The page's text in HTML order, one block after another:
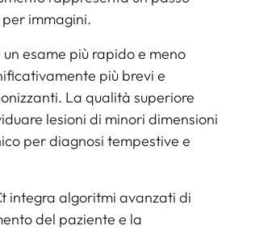
immagini.
esame più rapido e meno
più brevi e
La qualità superiore
lesioni di minori dimensioni
per diagnosi tempestive e
integra algoritmi avanzati di
del paziente e la